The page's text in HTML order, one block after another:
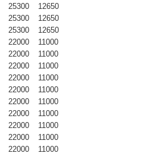
25300
12650
25300
12650
25300
12650
22000
11000
22000
11000
22000
11000
22000
11000
22000
11000
22000
11000
22000
11000
22000
11000
22000
11000
22000
11000